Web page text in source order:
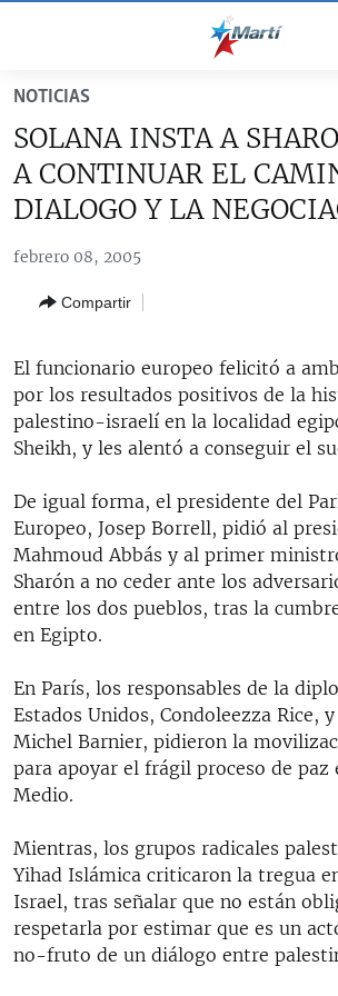
accesibilidad
contenido
principal
navegación
la
búsqueda
CUBA
INFORME DEL DEPARTAMENTO DE
ESTADOS UNIDOS
DEPORTES
ARTE Y ENTRETENIMIENTO
OPINIÓN GRÁFICA
RADIO MARTÍ
ESPECIALES
ESPECIALES
LA REALIDAD DE LA VIVIENDA EN CUBA
SER VIEJO EN CUBA
KENTU-CUBANO
LOS SANTOS DE HIALEAH
DESINFORMACIÓN RUSA EN AMÉRICA
LA INVASIÓN DE RUSIA A UCRANIA
MULTIMEDIA
EDITORIALES
SÍGUENOS
NOTICIAS
SOLANA INSTA A
A CONTINUAR EL
DIALOGO Y LA
febrero 08, 2005
Compartir
El funcionario europeo felicitó a
por los resultados positivos de la
palestino-israelí en la localidad
Sheikh, y les alentó a conseguir el
De igual forma, el presidente del
Europeo, Josep Borrell, pidió al
Mahmoud Abbás y al primer
Sharón a no ceder ante los
entre los dos pueblos, tras la
en Egipto.
En París, los responsables de la
Estados Unidos, Condoleezza Rice,
Michel Barnier, pidieron la
para apoyar el frágil proceso de paz
Medio.
Mientras, los grupos radicales
Yihad Islámica criticaron la tregua
Israel, tras señalar que no están
respetarla por estimar que es un
no-fruto de un diálogo entre